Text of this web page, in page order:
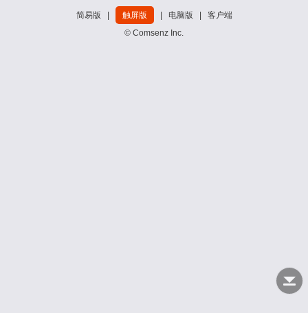
简易版 触屏版 电脑版
客户端
© Comsenz Inc.